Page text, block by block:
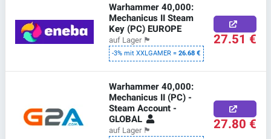
Warhammer 40,000:
Mechanicus II Steam
Key (PC) EUROPE
auf Lager 🏴
-3% mit XXLGAMER =26.68 €
27.51 €
Warhammer 40,000:
Mechanicus II (PC) -
Steam Account -
GLOBAL
auf Lager 🏴 27.80 €